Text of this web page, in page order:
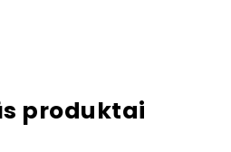
produktai